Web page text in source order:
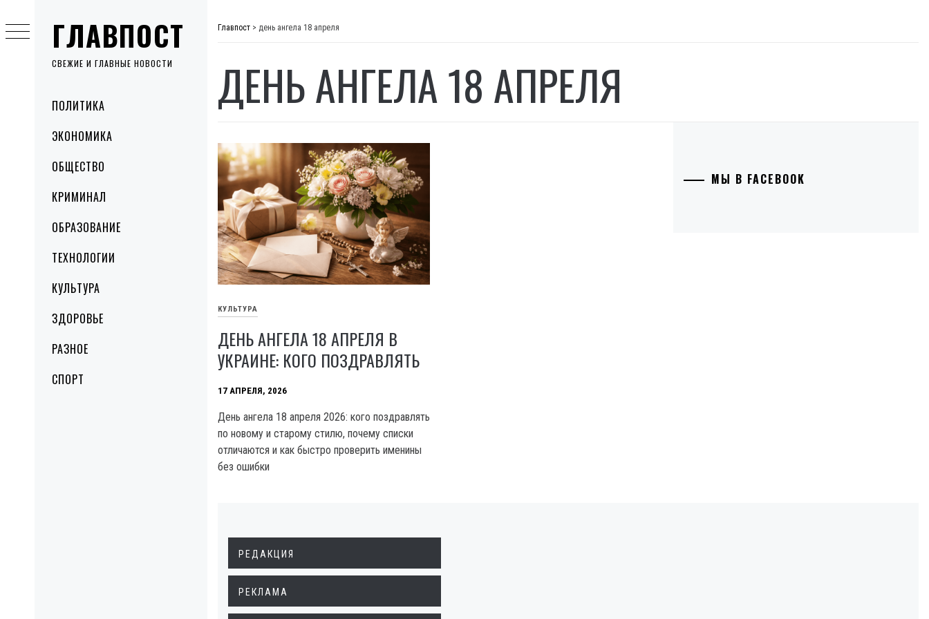
ГЛАВПОСТ
СВЕЖИЕ И ГЛАВНЫЕ НОВОСТИ
MenuПОЛИТИКА
ЭКОНОМИКА
ОБЩЕСТВО
КРИМИНАЛ
ОБРАЗОВАНИЕ
ТЕХНОЛОГИИ
КУЛЬТУРА
ЗДОРОВЬЕ
РАЗНОЕ
СПОРТ
to
content
Главпост > день ангела 18 апреля
ДЕНЬ АНГЕЛА 18 АПРЕЛЯ
КУЛЬТУРА
ДЕНЬ АНГЕЛА 18 АПРЕЛЯ В
УКРАИНЕ: КОГО ПОЗДРАВЛЯТЬ
17 АПРЕЛЯ, 2026
День ангела 18 апреля 2026: кого поздравлять
по новому и старому стилю, почему списки
отличаются и как быстро проверить именины
без ошибки
МЫ В FACEBOOK
РЕДАКЦИЯ
РЕКЛАМА